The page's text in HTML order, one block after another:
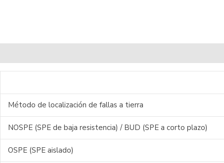
Método de localización de fallas a tierra
NOSPE (SPE de baja resistencia) / BUD (SPE a corto plazo)
OSPE (SPE aislado)